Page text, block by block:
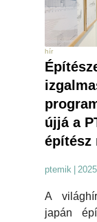
hír
újjá a
építész
ptemik
A
japán